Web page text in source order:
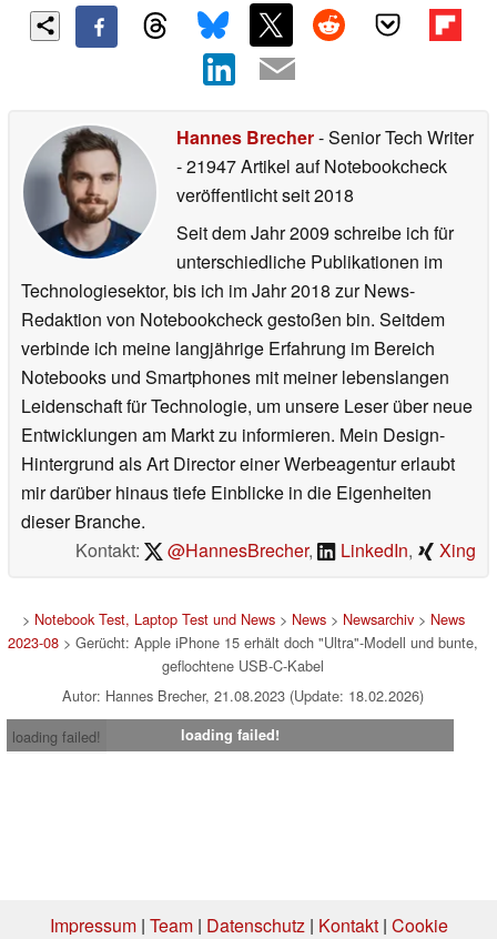
Hannes Brecher- Senior Tech Writer
- 21947 Artikel auf Notebookcheck
veröffentlichtseit 2018
Seit dem Jahr 2009 schreibe ich für
unterschiedliche Publikationen im
Technologiesektor, bis ich im Jahr 2018 zur News-
Redaktion von Notebookcheck gestoßen bin. Seitdem
verbinde ich meine langjährige Erfahrung im Bereich
Notebooks und Smartphones mit meiner lebenslangen
Leidenschaft für Technologie, um unsere Leser über neue
Entwicklungen am Markt zu informieren. Mein Design-
Hintergrund als Art Director einer Werbeagentur erlaubt
mir darüber hinaus tiefe Einblicke in die Eigenheiten
dieser Branche.
Kontakt:
@HannesBrecher, LinkedIn, Xing
> Notebook Test, Laptop Test und News> News> Newsarchiv> News
2023-08 > Gerücht: Apple iPhone 15 erhält doch "Ultra"-Modell und bunte,
geflochtene USB-C-Kabel
Autor: Hannes Brecher, 21.08.2023 (Update: 18.02.2026)
loading failed!
loading failed!
Impressum| Team| Datenschutz | Kontakt| Cookie